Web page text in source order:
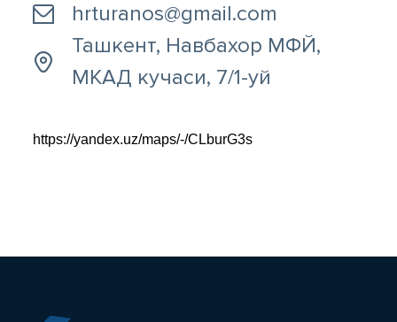
hrturanos@gmail.com
Ташкент, Навбахор МФЙ,
МКАД кучаси, 7/1-уй
https://yandex.uz/maps/-/CLburG3s